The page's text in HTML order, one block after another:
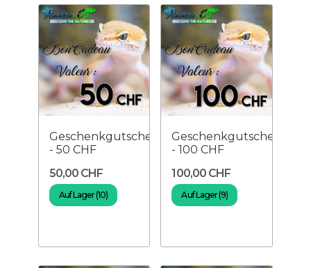
Geschenkgutschein
- 50 CHF
50,00 CHF
Auf Lager (10)
Geschenkgutschein
- 100 CHF
100,00 CHF
Auf Lager (9)